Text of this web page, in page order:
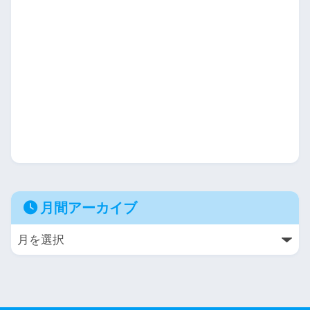
月間アーカイブ